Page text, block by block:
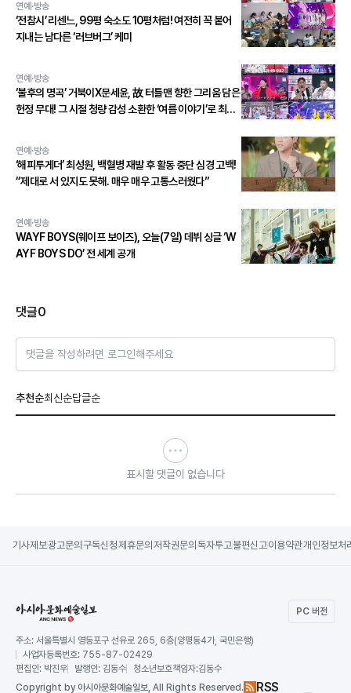
연예·방송
‘전참시’ 리센느, 99평 숙소도 10평처럼! 여전히 꼭 붙어
지내는 남다른 ‘러브버그’ 케미
연예·방송
‘불후의 명곡’ 거북이X문세윤, 故 터틀맨 향한 그리움 담은
헌정 무대! 그 시절 청량 감성 소환한 ‘여름 이야기’로 최종
연예·방송
‘해피투게더’ 최성원, 백혈병 재발 후 활동 중단 심경 고백!
“제대로 서 있지도 못해. 매우 매우 고통스러웠다”
연예·방송
WAYF BOYS(웨이프 보이즈), 오늘(7일) 데뷔 싱글 ‘W
AYF BOYS DO’ 전 세계 공개
댓글0
댓글을 작성하려면 로그인해주세요
추천순최신순답글순
표시할 댓글이 없습니다
기사제보광고문의 구독신청제휴문의 저작권문의 독자투고불편신고이용약관개인정보처
PC 버전
주소: 서울특별시 영등포구 선유로 265, 6층(양평동4가, 국민은행)
사업자등록번호: 755-87-02429
편집인: 박진우 발행인: 김동수 청소년보호책임자:김동수
Copyright by 아시아문화예술일보, All Rights Reserved. RSS